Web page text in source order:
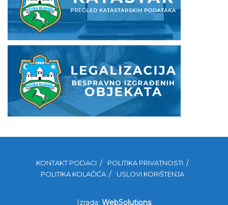
KONTAKT PODACI
POLITIKA PRIVATNOSTI
POLITIKA KOLAČIĆA
USLOVI KORIŠTENJA
Izrada: WebSolutions